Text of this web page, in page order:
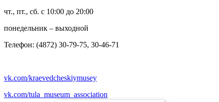
чт., пт., сб. с 10:00 до 20:00
понедельник – выходной
Телефон: (4872) 30-79-75, 30-46-71
vk.com/kraevedcheskiymusey
vk.com/tula_museum_association